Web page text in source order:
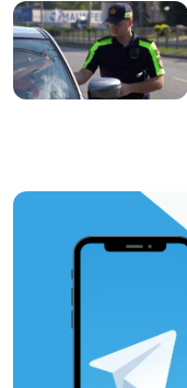
https://t.me/minskctvby